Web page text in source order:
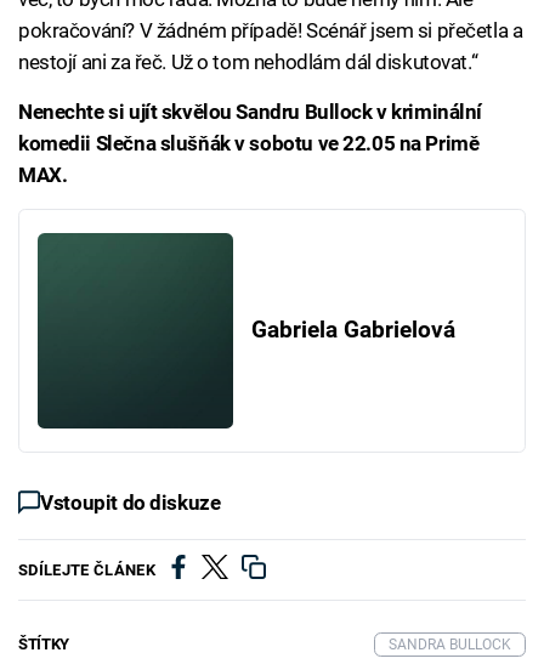
pokračování? V žádném případě! Scénář jsem si přečetla a
nestojí ani za řeč. Už o tom nehodlám dál diskutovat.“
Nenechte si ujít skvělou Sandru Bullock v kriminální
komedii Slečna slušňák v sobotu ve 22.05 na Primě
MAX.
Gabriela Gabrielová
Vstoupit do diskuze
SDÍLEJTE ČLÁNEK
ŠTÍTKY SANDRA BULLOCK